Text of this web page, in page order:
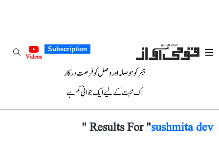
Subscription
Videos
ہجر کو حوصلہ اور وصل کو فرصت درکار
اک محبت کے لیے ایک جوانی کم ہے
Results For "sushmita dev
"